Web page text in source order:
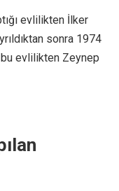
evlilikten İlker
sonra 1974
evlilikten Zeynep